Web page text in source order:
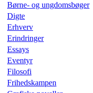
Børne- og ungdomsbøger
Digte
Erhverv
Erindringer
Essays
Eventyr
Filosofi
Frihedskampen